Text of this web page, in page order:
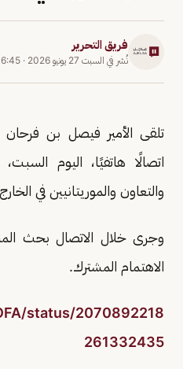
فريق التحرير
نُشر في السبت 27 يونيو 2026 · 6:45 م
تلقى الأمير فيصل بن فرحان
اتصالًا هاتفيًا، اليوم
والتعاون والموريتانيين في الخارج
وجرى خلال الاتصال بحث
الاهتمام المشترك.
status/2070892218
261332435